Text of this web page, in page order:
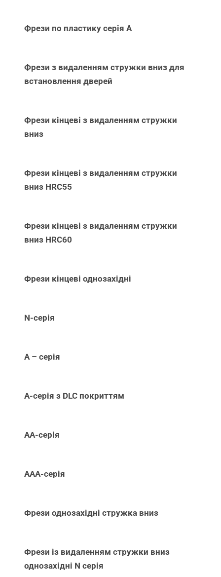
Фрези по пластику серія А
Фрези з видаленням стружки вниз для
встановлення дверей
Фрези кінцеві з видаленням стружки
вниз
Фрези кінцеві з видаленням стружки
вниз НRC55
Фрези кінцеві з видаленням стружки
вниз НRC60
Фрези кінцеві однозахідні
N-серія
А – серія
А-серія з DLC покриттям
АА-серія
ААА-серія
Фрези однозахідні стружка вниз
Фрези із видаленням стружки вниз
однозахідні N серія